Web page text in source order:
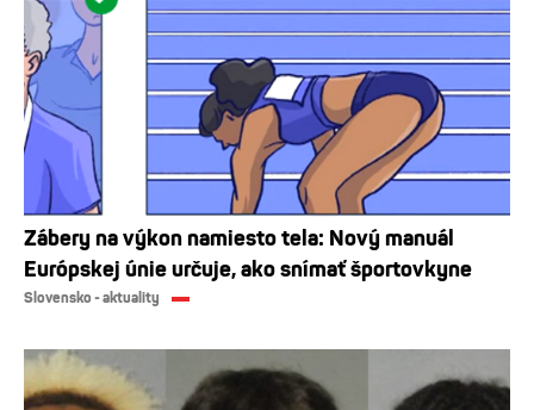
Zábery na výkon namiesto tela: Nový manuál
Európskej únie určuje, ako snímať športovkyne
Slovensko - aktuality